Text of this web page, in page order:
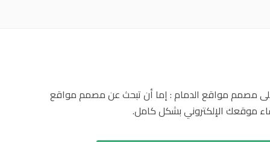
مصمم مواقع الدمام: إما أن تبحث عن مصمم مواقع
موقعك الإلكتروني بشكل كامل.